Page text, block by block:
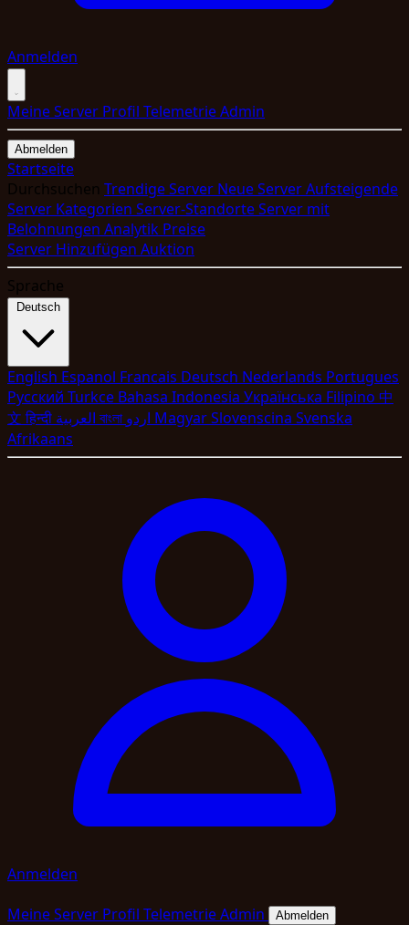
Anmelden
Meine Server Profil TelemetrieAdmin
Abmelden
Startseite
Durchsuchen Trendige Server Neue ServerAufsteigende
Server Kategorien Server-StandorteServer mit
Belohnungen Analytik Preise
Server Hinzufügen Auktion
Sprache
Deutsch
English Espanol Francais Deutsch Nederlands Portugues
Pyccкий Turkce Bahasa Indonesia Укpaїнcькa Filipino 中
文हिन्दी বাংলা MagyarSlovenscina Svenska
Afrikaans
Anmelden
Meine Server Profil TelemetrieAdmin Abmelden